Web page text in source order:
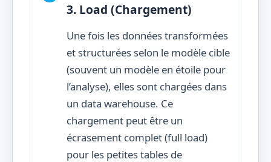
3. Load (Chargement)
Une fois les données transformées
et structurées selon le modèle cible
(souvent un modèle en étoile pour
l’analyse), elles sont chargées dans
un data warehouse. Ce
chargement peut être un
écrasement complet (full load)
pour les petites tables de